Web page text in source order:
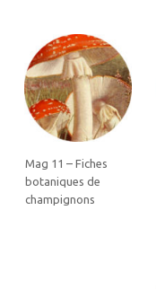
Mag 11 – Fiches
botaniques de
champignons